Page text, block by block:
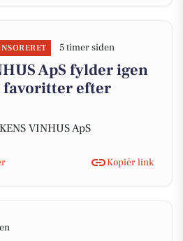
5 timer siden
ApS fylder igen
favoritter efter
VINHUS ApS
Kopiér link